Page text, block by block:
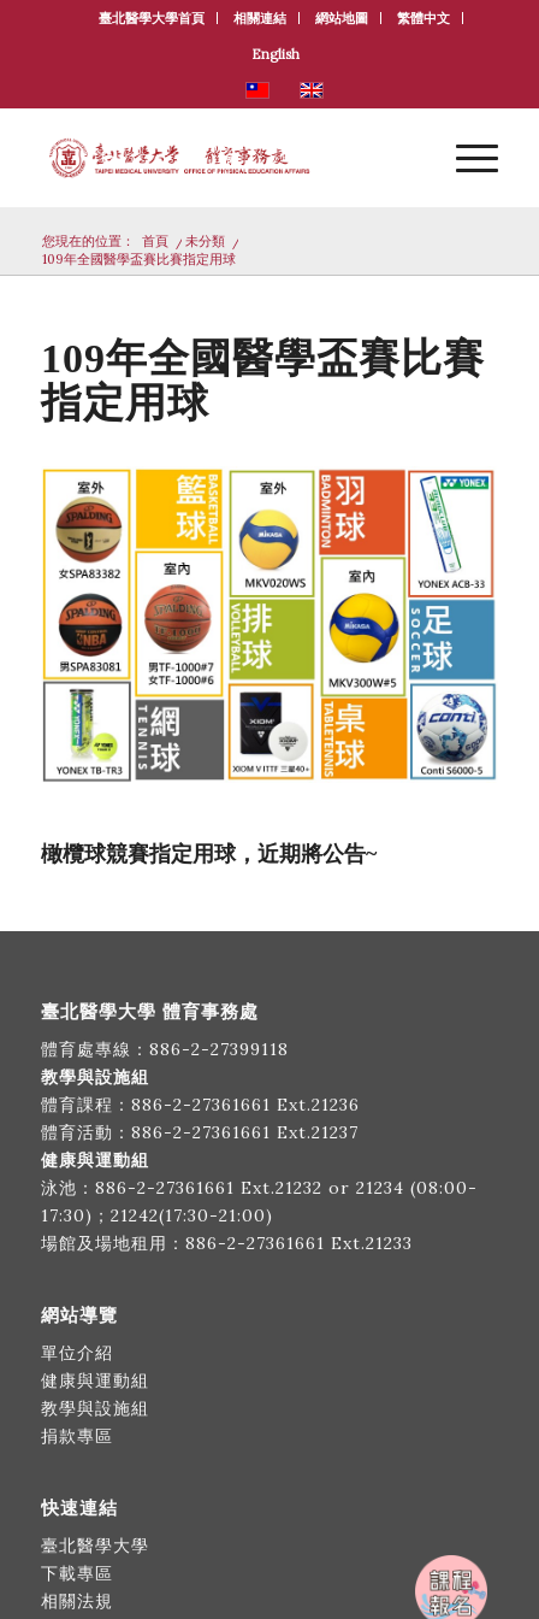
臺北醫學大學首頁 相關連結 網站地圖 繁體中文
English
您現在的位置： 首頁 / 未分類
/
109年全國醫學盃賽比賽指定用球
109年全國醫學盃賽比賽
指定用球
橄欖球競賽指定用球，近期將公告~
臺北醫學大學 體育事務處
體育處專線： 886-2-27399118
教學與設施組
體育課程： 886-2-27361661 Ext.21236
體育活動： 886-2-27361661 Ext.21237
健康與運動組
泳池： 886-2-27361661 Ext.21232 or 21234 (08:00-
17:30)；21242(17:30-21:00)
場館及場地租用： 886-2-27361661 Ext.21233
網站導覽
單位介紹
健康與運動組
教學與設施組
捐款專區
快速連結
臺北醫學大學
下載專區
相關法規